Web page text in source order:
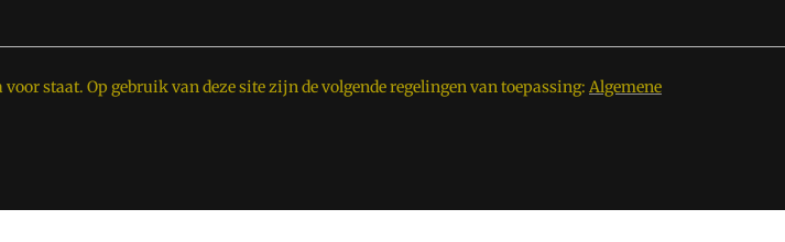
staat. Op gebruik van deze site zijn de volgende regelingen van toepassing: Algemene